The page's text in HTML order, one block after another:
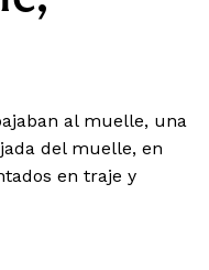
al muelle, una
del muelle, en
en traje y